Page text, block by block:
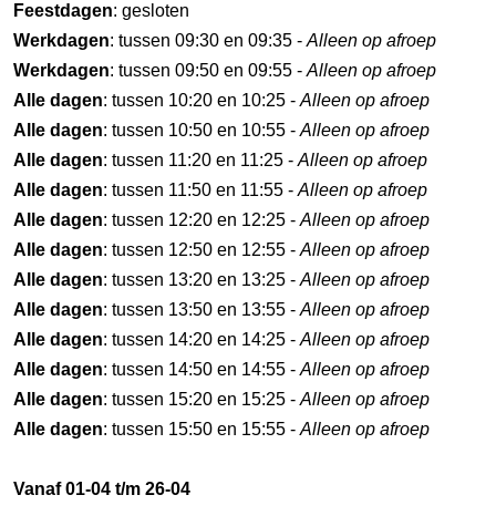
Feestdagen: gesloten
Werkdagen: tussen 09:30 en 09:35 - Alleen op afroep
Werkdagen: tussen 09:50 en 09:55 - Alleen op afroep
Alle dagen: tussen 10:20 en 10:25 - Alleen op afroep
Alle dagen: tussen 10:50 en 10:55 - Alleen op afroep
Alle dagen: tussen 11:20 en 11:25 - Alleen op afroep
Alle dagen: tussen 11:50 en 11:55 - Alleen op afroep
Alle dagen: tussen 12:20 en 12:25 - Alleen op afroep
Alle dagen: tussen 12:50 en 12:55 - Alleen op afroep
Alle dagen: tussen 13:20 en 13:25 - Alleen op afroep
Alle dagen: tussen 13:50 en 13:55 - Alleen op afroep
Alle dagen: tussen 14:20 en 14:25 - Alleen op afroep
Alle dagen: tussen 14:50 en 14:55 - Alleen op afroep
Alle dagen: tussen 15:20 en 15:25 - Alleen op afroep
Alle dagen: tussen 15:50 en 15:55 - Alleen op afroep
Vanaf 01-04 t/m 26-04